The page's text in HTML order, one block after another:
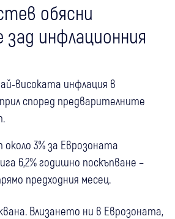
обясни
инфлационния
високата инфлация в
според предварителните
3% за Еврозоната
6,2% годишно поскъпване –
предходния месец.
Влизането ни в Еврозоната,